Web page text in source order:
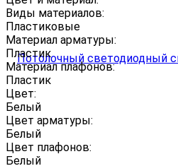
Виды материалов:
Пластиковые
Материал арматуры:
Пластик
Материал плафонов:
Пластик
Цвет:
Белый
Цвет арматуры:
Белый
Цвет плафонов:
Белый